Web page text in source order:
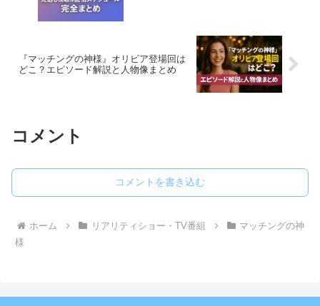
『マッチングの神様』オリビア登場回は
どこ？エピソード解説と人物像まとめ
コメント
コメントを書き込む
ホーム リアリティショー・TV番組
マッチングの神
様